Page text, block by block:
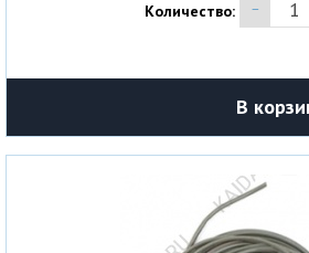
Количество:
В